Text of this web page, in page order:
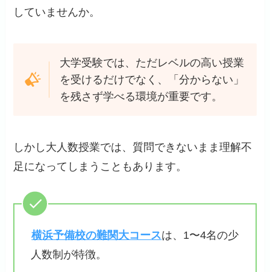
していませんか。
大学受験では、ただレベルの高い授業
を受けるだけでなく、「分からない」
を残さず学べる環境が重要です。
しかし大人数授業では、質問できないまま理解不
足になってしまうこともあります。
横浜予備校の難関大コースは、1〜4名の少
人数制が特徴。